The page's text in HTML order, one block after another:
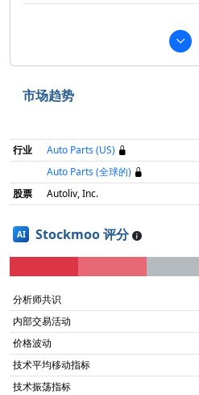
市场趋势
行业
Auto Parts (US)
Auto Parts (全球的)
股票
Autoliv, Inc.
AI Stockmoo 评分
分析师共识
内部交易活动
价格波动
技术平均移动指标
技术振荡指标